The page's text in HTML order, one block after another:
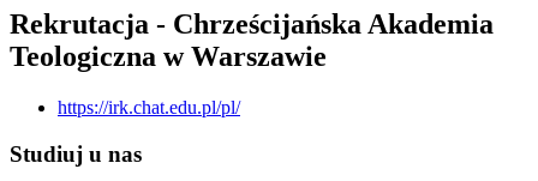
Rekrutacja - Chrześcijańska Akademia
Teologiczna w Warszawie
https://irk.chat.edu.pl/pl/
Studiuj u nas